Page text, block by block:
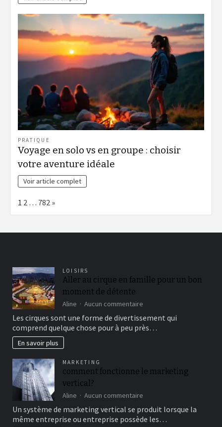
PRATIQUE
Voyage en solo vs en groupe : choisir
votre aventure idéale
Voir article complet
Page:
1 2 … 782 Next
»
LOISIRS
Aller au cirque en famille pour un bon
moment de détente
Aline Aucun commentaire
au
cirque
bon
Les cirques sont une forme de divertissement qui
comprend quelque chose pour à peu près…
En savoir plus
MARKETING
comment fonctionne le marketing
vertical?
Aline Aucun commentaire
fonctionne
le
Un système de marketing vertical se produit lorsque la
même entreprise ou entreprise possède les…